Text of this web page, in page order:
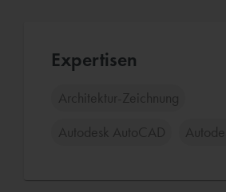
Expertisen
Architektur-Zeichnung
Autodesk AutoCAD